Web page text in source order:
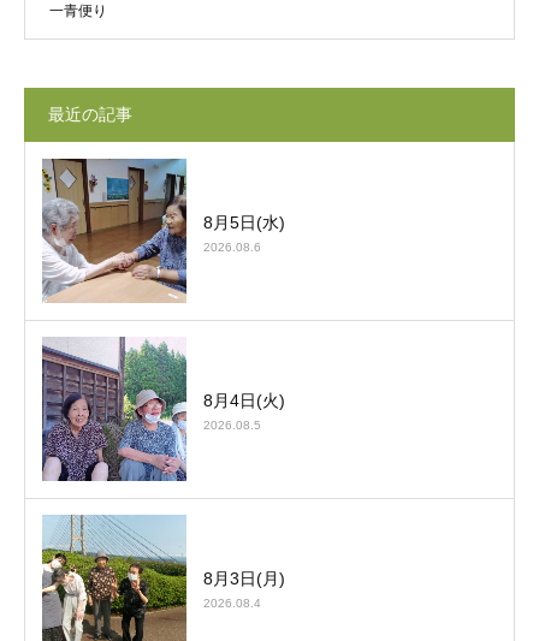
一青便り
最近の記事
8月5日(水)
2026.08.6
8月4日(火)
2026.08.5
8月3日(月)
2026.08.4